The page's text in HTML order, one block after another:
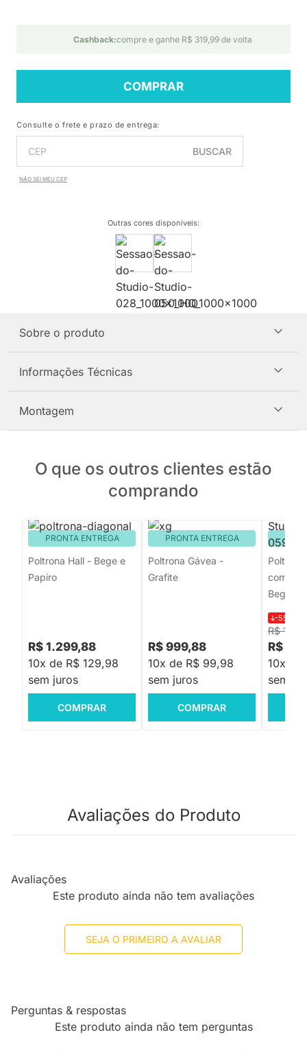
Cashback:compre e ganhe R$ 319,99 de volta
COMPRAR
Consulte o frete e prazo de entrega:
BUSCAR
NÃO SEI MEU CEP
Outras cores disponíveis:
Sobre o produto
Informações Técnicas
Montagem
O que os outros clientes estão
comprando
PRONTA ENTREGA
Poltrona Hall - Bege e
Papiro
R$ 1.299,88
10x de R$ 129,98
sem juros
COMPRAR
PRONTA ENTREGA
Poltrona Gávea -
Grafite
R$ 999,88
10x de R$ 99,98
sem juros
COMPRAR
com
Bege
R$
-55%
R$
10x de
sem
Avaliações do Produto
Avaliações
Este produto ainda não tem avaliações
SEJA O PRIMEIRO A AVALIAR
Perguntas & respostas
Este produto ainda não tem perguntas